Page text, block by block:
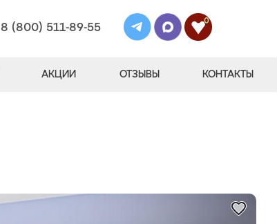
8 (800) 511-89-55
0
АКЦИИ ОТЗЫВЫ КОНТАКТЫ